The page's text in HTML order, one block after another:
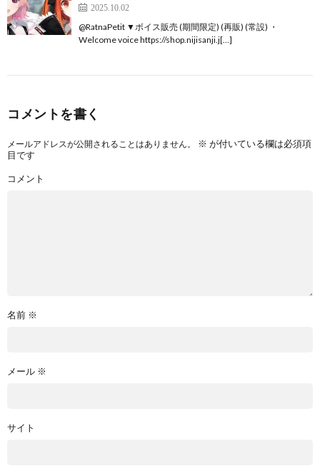
2025.10.02
@RatnaPetit ▼ボイス販売 (期間限定) (再販) (常設) ・
Welcome voice https://shop.nijisanji.j[…]
コメントを書く
メールアドレスが公開されることはありません。 ※ が付いている欄は必須項
目です
コメント
名前 ※
メール ※
サイト